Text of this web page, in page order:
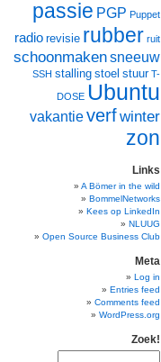
passie PGP Puppet
radio revisie rubber ruit
schoonmakensneeuw
SSH stalling stoel stuur T-
DOSE Ubuntu
vakantieverfwinter
zon
Links
A Bömer in the wild
BommelNetworks
Kees op LinkedIn
NLUUG
Open Source Business Club
Meta
Log in
Entries feed
Comments feed
WordPress.org
Zoek!